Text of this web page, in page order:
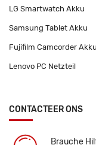
LG Smartwatch Akku
Samsung Tablet Akku
Fujifilm Camcorder Akku
Lenovo PC Netzteil
CONTACTEER ONS
Brauche